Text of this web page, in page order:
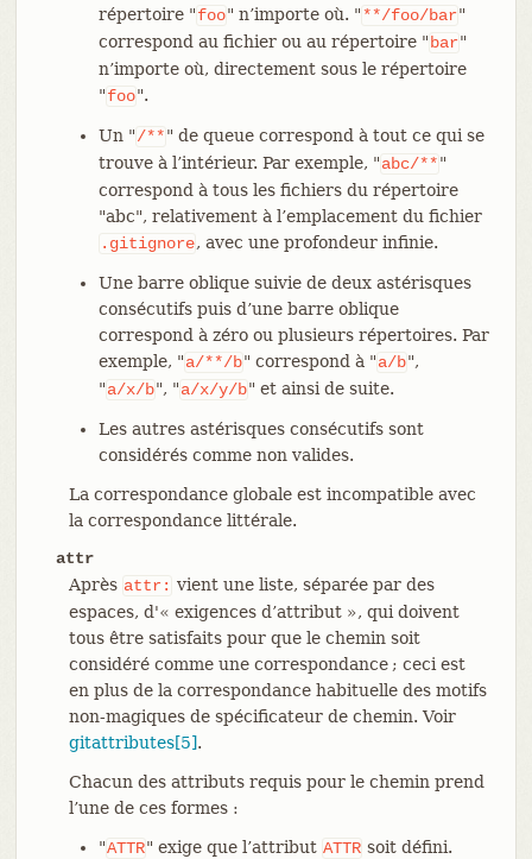
répertoire "foo" n’importe où. "**/foo/bar"
correspond au fichier ou au répertoire " bar"
n’importe où, directement sous le répertoire
"foo".
Un "/**" de queue correspond à tout ce qui se
trouve à l’intérieur. Par exemple, "abc/**"
correspond à tous les fichiers du répertoire
"abc", relativement à l’emplacement du fichier
.gitignore, avec une profondeur infinie.
Une barre oblique suivie de deux astérisques
consécutifs puis d’une barre oblique
correspond à zéro ou plusieurs répertoires. Par
exemple, "a/**/b" correspond à "a/b",
"a/x/b", "a/x/y/b" et ainsi de suite.
Les autres astérisques consécutifs sont
considérés comme non valides.
La correspondance globale est incompatible avec
la correspondance littérale.
attr
Après attr: vient une liste, séparée par des
espaces, d'« exigences d’attribut », qui doivent
tous être satisfaits pour que le chemin soit
considéré comme une correspondance ; ceci est
en plus de la correspondance habituelle des motifs
non-magiques de spécificateur de chemin. Voir
gitattributes[5].
Chacun des attributs requis pour le chemin prend
l’une de ces formes :
"ATTR" exige que l’attribut ATTR soit défini.